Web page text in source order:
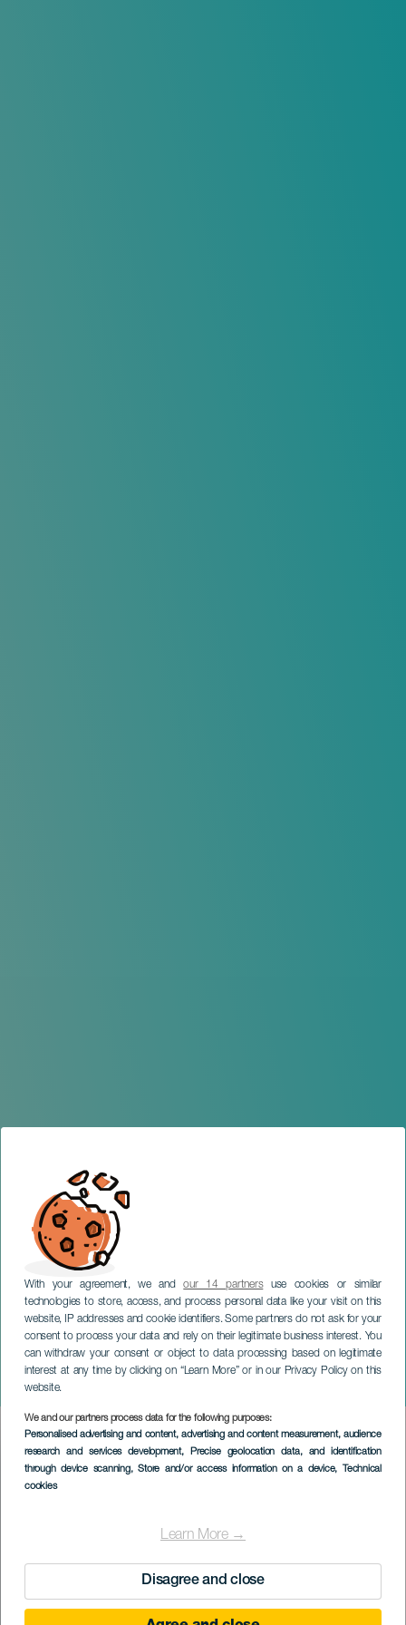
With your agreement, we andour 14 partnersuse cookies or similar
technologies to store, access, and process personal data like your visit on this
website, IP addresses and cookie identifiers. Some partners do not ask for your
consent to process your data and rely on their legitimate business interest. You
can withdraw your consent or object to data processing based on legitimate
interest at any time by clicking on “Learn More” or in our Privacy Policy on this
website.
We and our partners process data for the following purposes:
Personalised advertising and content, advertising and content measurement, audience
research and services development, Precise geolocation data, and identification
through device scanning, Store and/or access information on a device, Technical
cookies
Learn More →
Disagree and close
Dia da Família
EL HIERRO
Imagen
Listado